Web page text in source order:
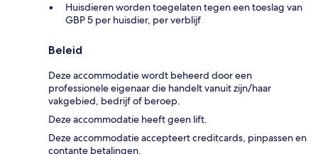
Huisdieren worden toegelaten tegen een toeslag van
GBP 5 per huisdier, per verblijf
Beleid
Deze accommodatie wordt beheerd door een
professionele eigenaar die handelt vanuit zijn/haar
vakgebied, bedrijf of beroep.
Deze accommodatie heeft geen lift.
Deze accommodatie accepteert creditcards, pinpassen en
contante betalingen.